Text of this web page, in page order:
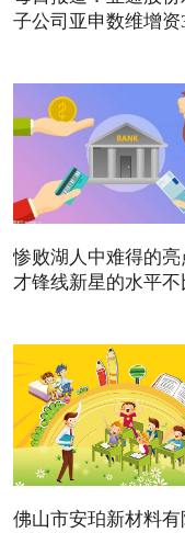
子公司亚申数维增资
惨败湖人中难得的
才锋线新星的水平不
佛山市安珀新材料有